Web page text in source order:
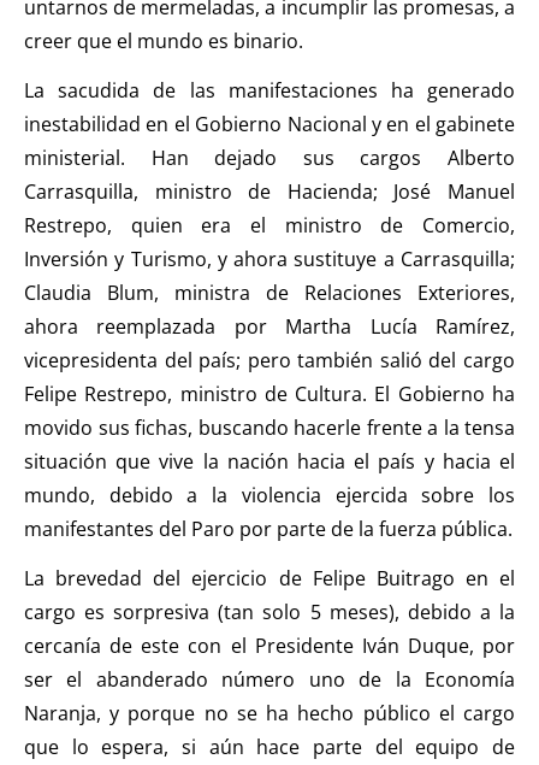
untarnos de mermeladas, a incumplir las promesas, a
creer que el mundo es binario.
La sacudida de las manifestaciones ha generado
inestabilidad en el Gobierno Nacional y en el gabinete
ministerial. Han dejado sus cargos Alberto
Carrasquilla, ministro de Hacienda; José Manuel
Restrepo, quien era el ministro de Comercio,
Inversión y Turismo, y ahora sustituye a Carrasquilla;
Claudia Blum, ministra de Relaciones Exteriores,
ahora reemplazada por Martha Lucía Ramírez,
vicepresidenta del país; pero también salió del cargo
Felipe Restrepo, ministro de Cultura. El Gobierno ha
movido sus fichas, buscando hacerle frente a la tensa
situación que vive la nación hacia el país y hacia el
mundo, debido a la violencia ejercida sobre los
manifestantes del Paro por parte de la fuerza pública.
La brevedad del ejercicio de Felipe Buitrago en el
cargo es sorpresiva (tan solo 5 meses), debido a la
cercanía de este con el Presidente Iván Duque, por
ser el abanderado número uno de la Economía
Naranja, y porque no se ha hecho público el cargo
que lo espera, si aún hace parte del equipo de